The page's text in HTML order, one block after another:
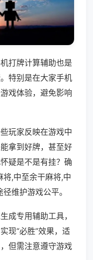
打牌计算辅助也是
特别是在大家手机
戏体验，避免影响
玩家反映在游戏中
拿到好牌，甚至好
疑是不是有挂？确
,中至余干麻将,中
维护游戏公平。
成专用辅助工具，
现“必胜”效果，适
但需注意遵守游戏